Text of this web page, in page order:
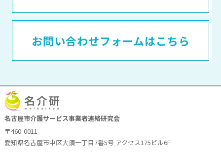
お問い合わせフォームはこちら
名古屋市介護サービス事業者連絡研究会
〒460-0011
愛知県名古屋市中区大須一丁目7番5号 アクセス175ビル6F